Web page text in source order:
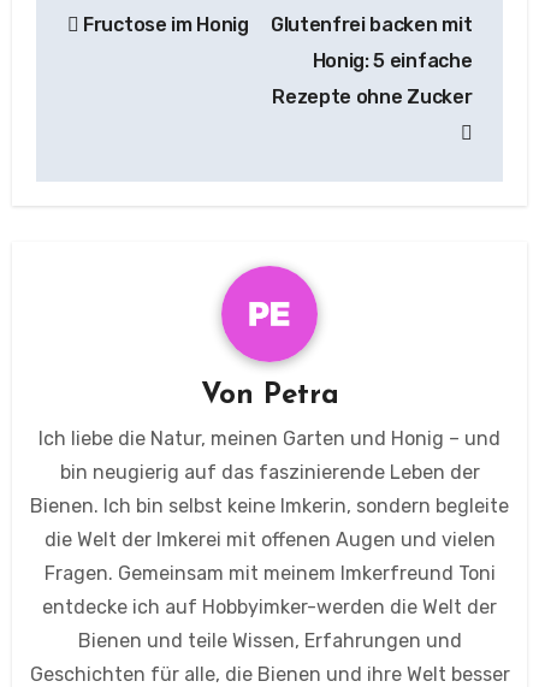
Fructose im Honig
Glutenfrei backen mit
Honig: 5 einfache
Rezepte ohne Zucker
Von Petra
Ich liebe die Natur, meinen Garten und Honig – und
bin neugierig auf das faszinierende Leben der
Bienen. Ich bin selbst keine Imkerin, sondern begleite
die Welt der Imkerei mit offenen Augen und vielen
Fragen. Gemeinsam mit meinem Imkerfreund Toni
entdecke ich auf Hobbyimker-werden die Welt der
Bienen und teile Wissen, Erfahrungen und
Geschichten für alle, die Bienen und ihre Welt besser